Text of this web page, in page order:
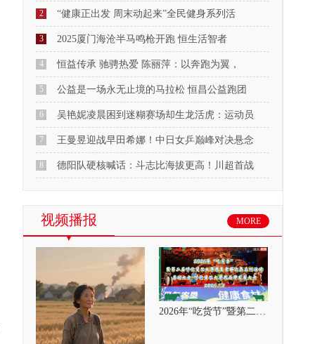
2 “健康正出发 周末动起来”全民健身系列活
3 2025厦门海沧半马鸣枪开跑 恒生活智者
4 恒益传承 驰骋热爱 陈丽萍：以奔跑为翼，
5 公益是一场永无止境的马拉松 恒昌公益跑团
6 吴艳妮凌晨困到迷糊赛场却生龙活虎：运动员
7 王曼昱迎战早田希娜！中日女乒巅峰对决悬念
8 德阳队硬核喊话：斗志比海拔更高！川超首战
视频播报 MORE
2026年“吃货节”暨第二届呼伦贝尔大草